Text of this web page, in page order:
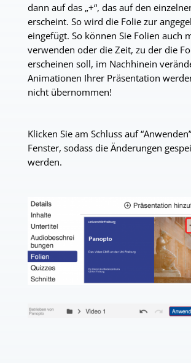
dann auf das „+“, das auf den
erscheint. So wird die Folie zur
eingefügt. So können Sie Folien auch
verwenden oder die Zeit, zu der die
erscheinen soll, im Nachhinein
Animationen Ihrer Präsentation
nicht übernommen!
Klicken Sie am Schluss auf
Fenster, sodass die Änderungen
werden.